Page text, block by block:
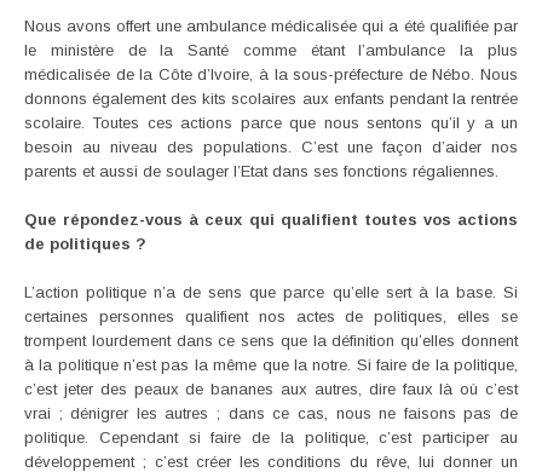
Nous avons offert une ambulance médicalisée qui a été qualifiée par
le ministère de la Santé comme étant l’ambulance la plus
médicalisée de la Côte d’Ivoire, à la sous-préfecture de Nébo. Nous
donnons également des kits scolaires aux enfants pendant la rentrée
scolaire. Toutes ces actions parce que nous sentons qu’il y a un
besoin au niveau des populations. C’est une façon d’aider nos
parents et aussi de soulager l’Etat dans ses fonctions régaliennes.
Que répondez-vous à ceux qui qualifient toutes vos actions
de politiques ?
L’action politique n’a de sens que parce qu’elle sert à la base. Si
certaines personnes qualifient nos actes de politiques, elles se
trompent lourdement dans ce sens que la définition qu’elles donnent
à la politique n’est pas la même que la notre. Si faire de la politique,
c’est jeter des peaux de bananes aux autres, dire faux là où c’est
vrai ; dénigrer les autres ; dans ce cas, nous ne faisons pas de
politique. Cependant si faire de la politique, c’est participer au
développement ; c’est créer les conditions du rêve, lui donner un